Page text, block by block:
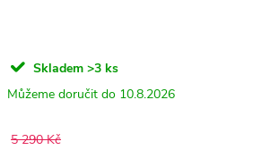
Skladem >3 ks
10.8.2026
5 290 Kč